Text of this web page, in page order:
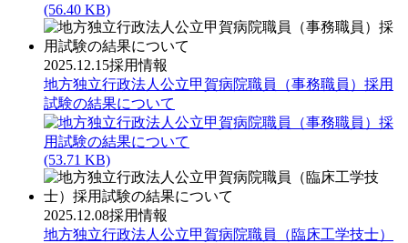
(56.40 KB)
2025.12.15採用情報
地方独立行政法人公立甲賀病院職員（事務職員）採用
試験の結果について
(53.71 KB)
2025.12.08採用情報
地方独立行政法人公立甲賀病院職員（臨床工学技士）